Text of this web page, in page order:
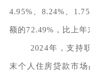
4.95%、8.24%、
额的72.49%，比上年
2024年，支持
末个人住房贷款市